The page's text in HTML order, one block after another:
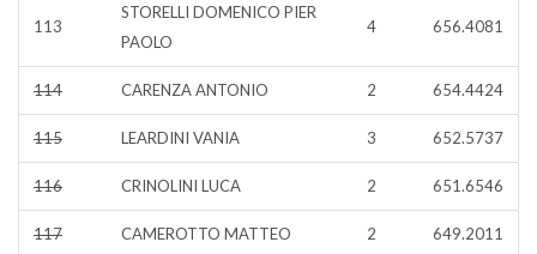
113
STORELLI DOMENICO PIER
PAOLO
4 656.4081
114 CARENZA ANTONIO 2 654.4424
115 LEARDINI VANIA 3 652.5737
116 CRINOLINI LUCA 2 651.6546
117 CAMEROTTO MATTEO 2 649.2011